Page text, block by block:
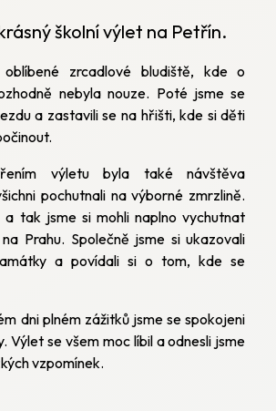
krásný školní výlet na Petřín.
oblíbené zrcadlové bludiště, kde o
nebyla nouze. Poté jsme se
a zastavili se na hřišti, kde si děti
výletu byla také návštěva
pochutnali na výborné zmrzlině.
a tak jsme si mohli naplno vychutnat
Prahu. Společně jsme si ukazovali
a povídali si o tom, kde se
dni plném zážitků jsme se spokojeni
Výlet se všem moc líbil a odnesli jsme
vzpomínek.